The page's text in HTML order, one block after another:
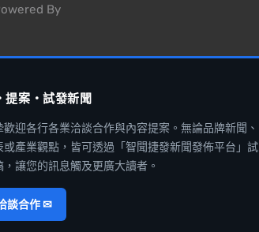
By
提案・試發新聞
歡迎各行各業洽談合作與內容提案。無論品牌新聞、
或產業觀點，皆可透過「智聞捷發新聞發佈平台」試
，讓您的訊息觸及更廣大讀者。
談合作 ✉